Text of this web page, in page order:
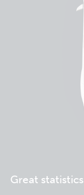
Great statistics